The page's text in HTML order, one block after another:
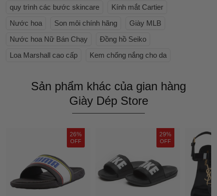
quy trình các bước skincare
Kính mắt Cartier
Nước hoa
Son môi chính hãng
Giày MLB
Nước hoa Nữ Bán Chạy
Đồng hồ Seiko
Loa Marshall cao cấp
Kem chống nắng cho da
Sản phẩm khác của gian hàng
Giày Dép Store
26%
OFF
29%
OFF